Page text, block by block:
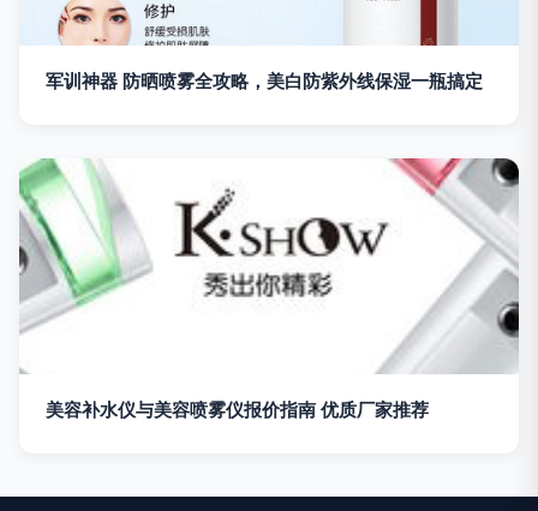
军训神器 防晒喷雾全攻略，美白防紫外线保湿一瓶搞定
美容补水仪与美容喷雾仪报价指南 优质厂家推荐